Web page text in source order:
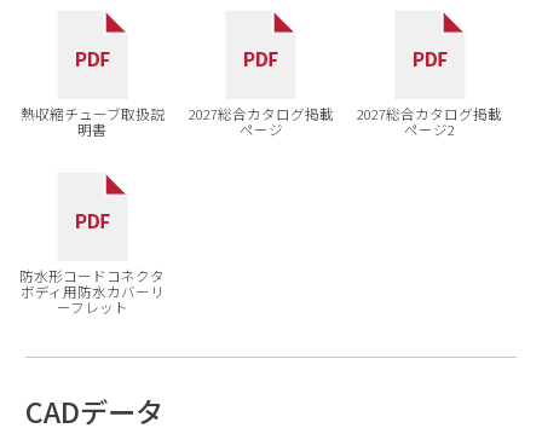
熱収縮チューブ取扱説
明書
2027総合カタログ掲載
ページ
2027総合カタログ掲載
ページ2
防水形コードコネクタ
ボディ用防水カバーリ
ーフレット
CADデータ